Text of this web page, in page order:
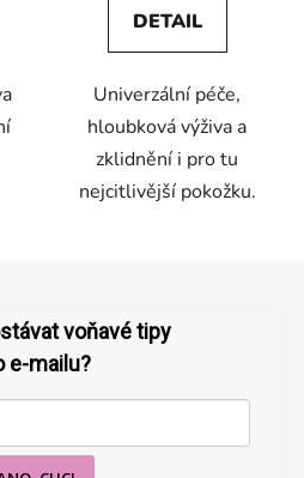
z
hvězdiček.
DETAIL
Univerzální péče,
hloubková výživa a
zklidnění i pro tu
nejcitlivější pokožku.
voňavé tipy
e-mailu?